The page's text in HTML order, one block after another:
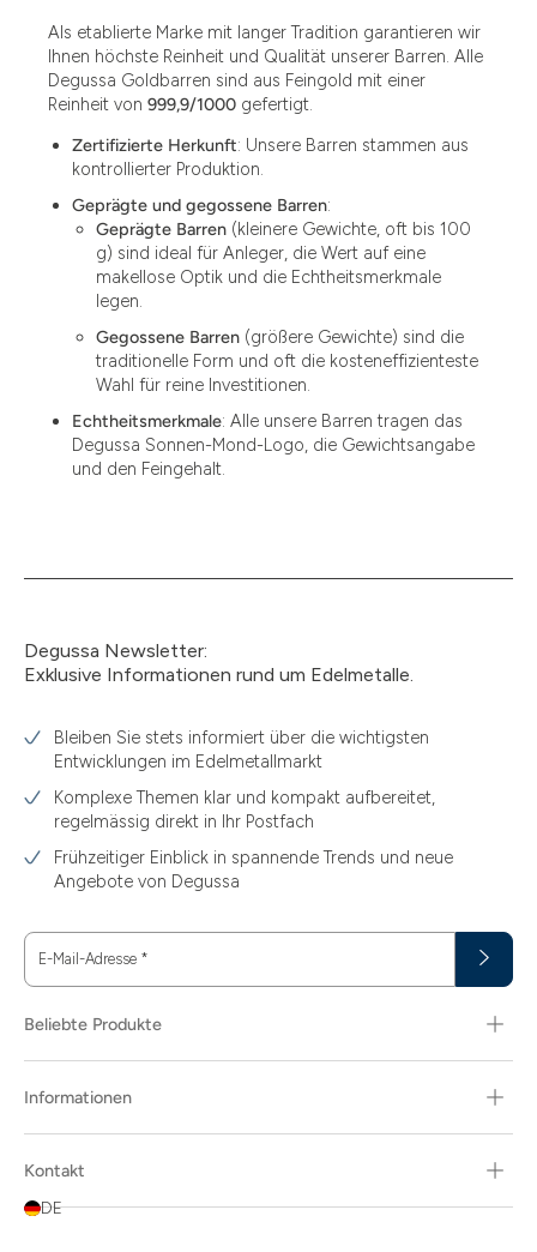
Als etablierte Marke mit langer Tradition garantieren wir
Ihnen höchste Reinheit und Qualität unserer Barren. Alle
Degussa Goldbarren sind aus Feingold mit einer
Reinheit von 999,9/1000 gefertigt.
Zertifizierte Herkunft: Unsere Barren stammen aus
kontrollierter Produktion.
Geprägte und gegossene Barren:
Geprägte Barren (kleinere Gewichte, oft bis 100
g) sind ideal für Anleger, die Wert auf eine
makellose Optik und die Echtheitsmerkmale
legen.
Gegossene Barren (größere Gewichte) sind die
traditionelle Form und oft die kosteneffizienteste
Wahl für reine Investitionen.
Echtheitsmerkmale: Alle unsere Barren tragen das
Degussa Sonnen-Mond-Logo, die Gewichtsangabe
und den Feingehalt.
Degussa Newsletter:
Exklusive Informationen rund um Edelmetalle.
Bleiben Sie stets informiert über die wichtigsten
Entwicklungen im Edelmetallmarkt
Komplexe Themen klar und kompakt aufbereitet,
regelmässig direkt in Ihr Postfach
Frühzeitiger Einblick in spannende Trends und neue
Angebote von Degussa
E-Mail-Adresse *
Beliebte Produkte
Informationen
Kontakt
DE